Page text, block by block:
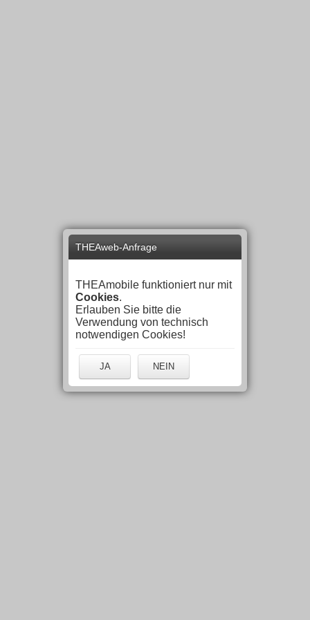
THEAweb-Anfrage
THEAmobile funktioniert nur mit
Cookies.
Erlauben Sie bitte die
Verwendung von technisch
notwendigen Cookies!
JA NEIN